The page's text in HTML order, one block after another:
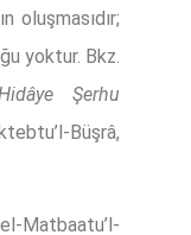
oluşmasıdır;
yoktur. Bkz.
Şerhu
Büşrâ,
Matbaatu’l-